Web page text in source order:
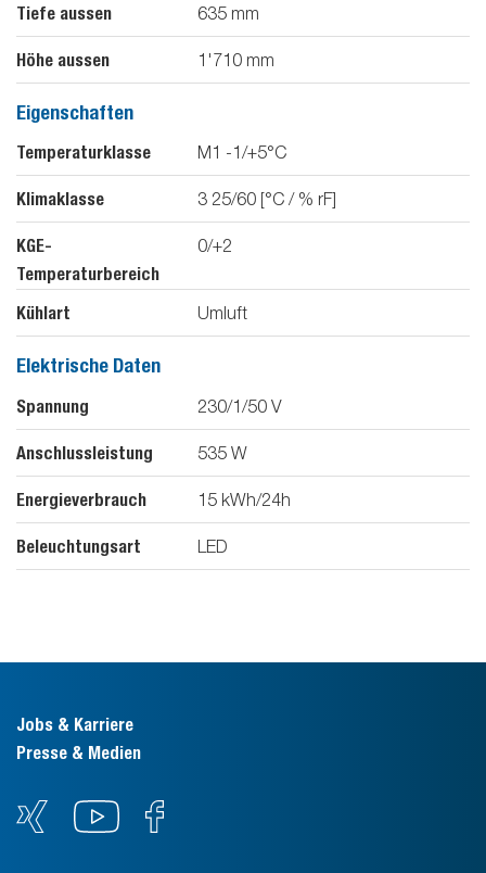
Tiefe aussen 635 mm
Höhe aussen 1'710 mm
Eigenschaften
Temperaturklasse M1 -1/+5°C
Klimaklasse 3 25/60 [°C / % rF]
KGE-
Temperaturbereich
0/+2
Kühlart Umluft
Elektrische Daten
Spannung 230/1/50 V
Anschlussleistung 535 W
Energieverbrauch 15 kWh/24h
Beleuchtungsart LED
Jobs & Karriere
Presse & Medien